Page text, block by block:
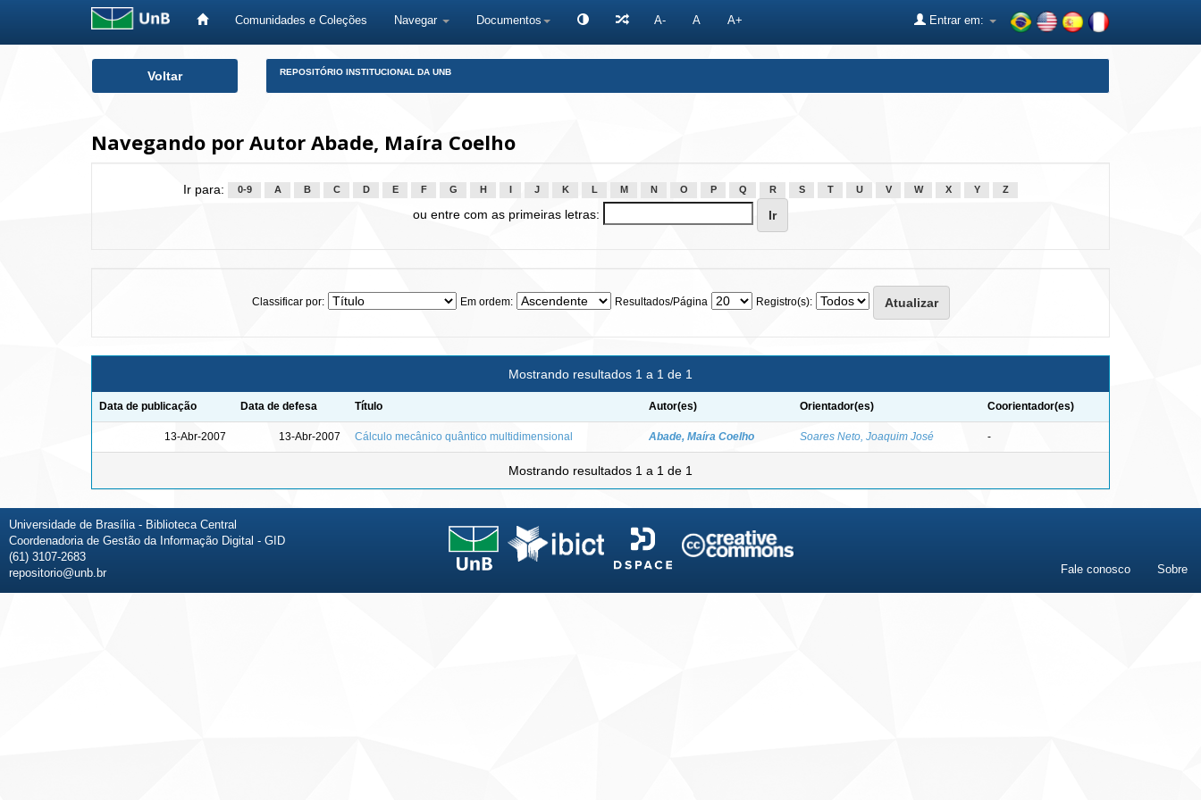
Comunidades e Coleções Navegar Documentos A- A A+ Entrar em:
Voltar REPOSITÓRIO INSTITUCIONAL DA UNB
Navegando por Autor Abade, Maíra Coelho
Ir para: 0-9 A B C D E F G H J K L M N O P Q R S T U V W X Y Z
ou entre com as primeiras letras:
Classificar por: Em ordem: Resultados/Página Registro(s):
Mostrando resultados 1 a 1 de 1
Data de publicação Data de defesa Título Autor(es) Orientador(es) Coorientador(es)
13-Abr-2007 13-Abr-2007 Cálculo mecânico quântico multidimensional Abade, Maíra Coelho Soares Neto, Joaquim José -
Mostrando resultados 1 a 1 de 1
Universidade de Brasília - Biblioteca Central
Coordenadoria de Gestão da Informação Digital - GID
(61) 3107-2683
repositorio@unb.br
Fale conosco Sobre